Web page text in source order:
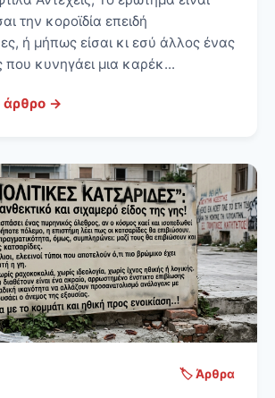
την κοροϊδία επειδή
ή μήπως είσαι κι εσύ άλλος ένας
κυνηγάει μια καρέκ...
άρθρο →
🏷️ Άρθρα